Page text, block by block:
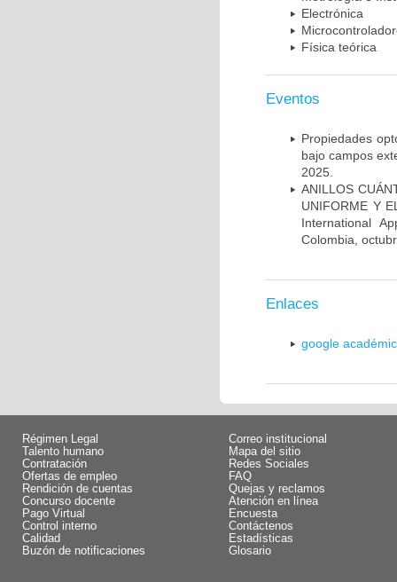
Electrónica
Física teórica
Eventos
Propiedades
bajo campos
2025.
ANILLOS
UNIFORME Y
International
Colombia,
Enlaces
google
Régimen Legal
Talento humano
Contratación
Ofertas de empleo
Rendición de cuentas
Concurso docente
Pago Virtual
Control interno
Calidad
Buzón de notificaciones
Correo institucional
Mapa del sitio
Redes Sociales
FAQ
Quejas y reclamos
Atención en línea
Encuesta
Contáctenos
Estadísticas
Glosario